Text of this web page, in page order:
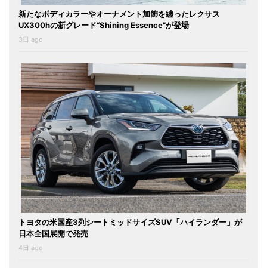
新たなボディカラーやオーナメント加飾を纏ったレクサス
UX300hの新グレード“Shining Essence”が登場
3日 ago
トヨタの米国産3列シートミッドサイズSUV「ハイランダー」が
日本全国展開で発売
4日 ago